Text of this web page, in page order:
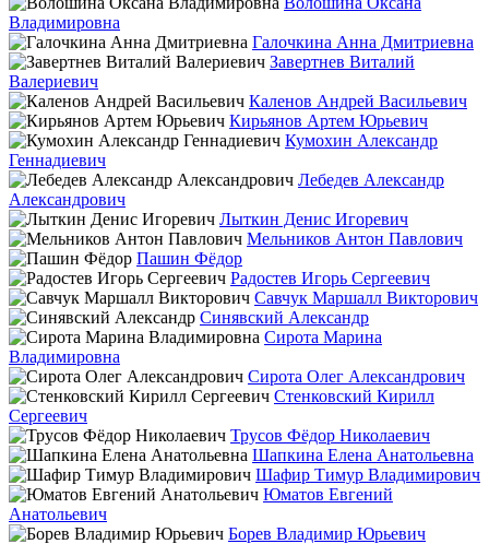
Владимировна
Галочкина Анна Дмитриевна
Завертнев Виталий
Валериевич
Каленов Андрей Васильевич
Кирьянов Артем Юрьевич
Кумохин Александр
Геннадиевич
Лебедев Александр
Александрович
Лыткин Денис Игоревич
Мельников Антон Павлович
Пашин Фёдор
Радостев Игорь Сергеевич
Савчук Маршалл Викторович
Синявский Александр
Сирота Марина
Владимировна
Сирота Олег Александрович
Стенковский Кирилл
Сергеевич
Трусов Фёдор Николаевич
Шапкина Елена Анатольевна
Шафир Тимур Владимирович
Юматов Евгений
Анатольевич
Борев Владимир Юрьевич